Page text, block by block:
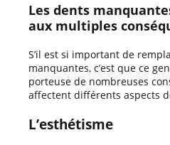
Les dents
aux multiples
S’il est si important de
manquantes, c’est que ce
porteuse de nombreuses
affectent différents aspects
L’esthétisme